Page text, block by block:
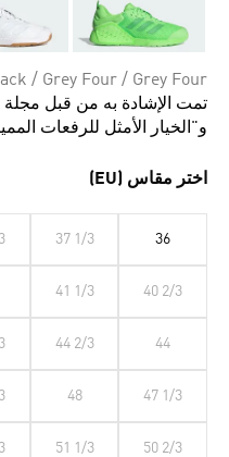
/ Grey Four / Grey Four
و"الخيار الأمثل للرفعات
اختر مقاس (EU)
36
37 1/3
40 2/3
41 1/3
44
44 2/3
47 1/3
48
50 2/3
51 1/3